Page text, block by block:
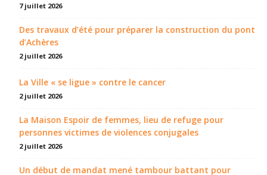
7 juillet 2026
Des travaux d’été pour préparer la construction du pont
d’Achères
2 juillet 2026
La Ville « se ligue » contre le cancer
2 juillet 2026
La Maison Espoir de femmes, lieu de refuge pour
personnes victimes de violences conjugales
2 juillet 2026
Un début de mandat mené tambour battant pour